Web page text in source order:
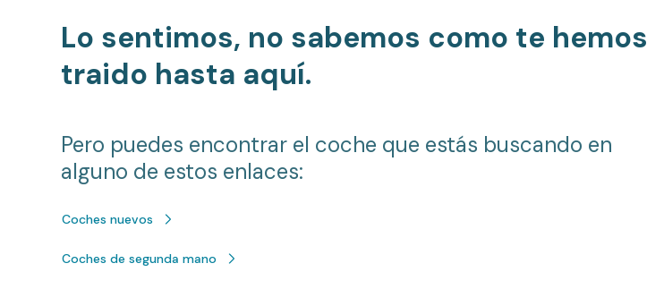
Lo sentimos, no sabemos como te hemos
traido hasta aquí.
Pero puedes encontrar el coche que estás buscando en
alguno de estos enlaces:
Coches nuevos
Coches de segunda mano